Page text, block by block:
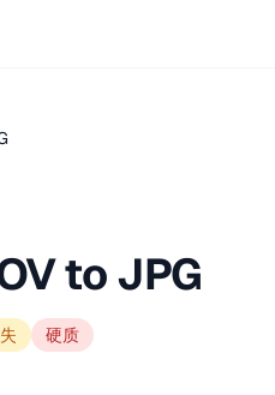
to JPG
硬质